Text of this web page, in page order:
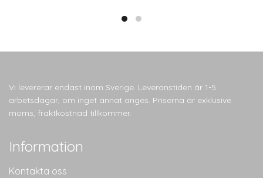
Vi levererar endast inom Sverige. Leveranstiden är 1-5
arbetsdagar, om inget annat anges. Priserna är exklusive
moms, fraktkostnad tillkommer.
Information
Kontakta oss